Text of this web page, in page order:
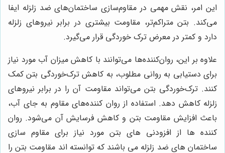
این امر، نقش مهمی در مقاوم‌سازی ساختمان‌های ضد زلزله ایفا
می‌کند. بتن متراکم‌تر، مقاومت بیشتری در برابر نیروهای زلزله
دارد و کمتر در معرض ترک خوردگی قرار می‌گیرد.
علاوه بر این، روان‌کننده‌ها می‌توانند با کاهش میزان آب مورد نیاز
برای دستیابی به روانی مطلوب، به کاهش ترک‌خوردگی بتن کمک
کنند. ترک‌خوردگی بتن می‌تواند مقاومت آن را در برابر نیروهای
زلزله کاهش دهد. استفاده از روان کننده‌های مقاوم به جای آب،
باعث افزایش مقاومت بتن و کاهش فرسایش آن می‌شود. روان
کننده ها از افزودنی های بتن مورد نیاز برای مقاوم سازی
ساختمان های ضد زلزله می باشند که توانسته اند مقاومت بتن را